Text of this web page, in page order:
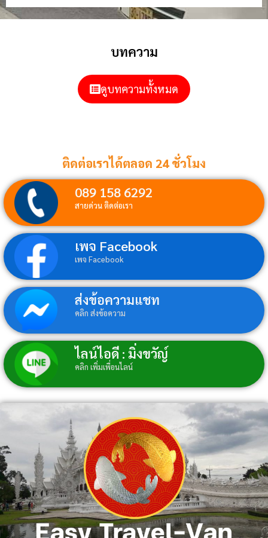
บทความ
ดูบทความทั้งหมด
ติดต่อเราได้ตลอด 24 ชั่วโมง
089 158 6292
สายด่วน ติดต่อเรา
เพจ Facebook
เพจ Facebook
ส่งข้อความแชท
คลิก ส่งข้อความ
ไลน์ไอดี : มิ่งขวัญ์
คลิก เพิ่มเพื่อนไลน์